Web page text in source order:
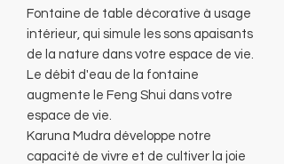
Fontaine de table décorative à usage
intérieur, qui simule les sons apaisants
de la nature dans votre espace de vie.
Le débit d'eau de la fontaine
augmente le Feng Shui dans votre
espace de vie.
Karuna Mudra développe notre
capacité de vivre et de cultiver la joie